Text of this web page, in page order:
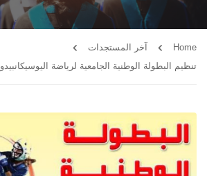
Home
آخر المستجدات
تنظيم البطولة الوطنية الجامعية لرياضة اليوسيكانبيدو